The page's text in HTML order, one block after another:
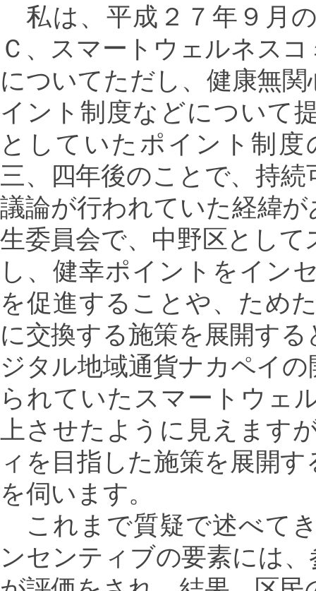
私は、平成２７年９月
Ｃ、スマートウェルネス
についてただし、健康無
イント制度などについて
としていたポイント制
三、四年後のことで、持
議論が行われていた経緯
生委員会で、中野区とし
し、健幸ポイントをイン
を促進することや、ため
に交換する施策を展開す
ジタル地域通貨ナカペイ
られていたスマートウェ
上させたように見えます
ィを目指した施策を展開
を伺います。
これまで質疑で述べて
ンセンティブの要素には